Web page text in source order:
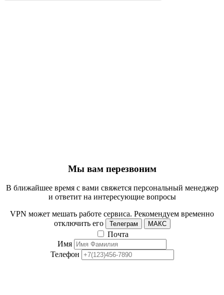
Мы вам перезвоним
В ближайшее время с вами свяжется персональный менеджер
и ответит на интересующие вопросы
VPN может мешать работе сервиса. Рекомендуем временно
отключить его
Телеграм МАКС
Почта
Имя
Телефон